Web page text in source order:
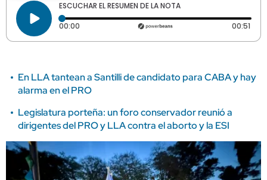
ESCUCHAR EL RESUMEN DE LA NOTA
00:00 Tiempo transcurrido: 0 segundos 00:51
En LLA tantean a Santilli de candidato para CABA y hay
alarma en el PRO
Legislatura porteña: un foro conservador reunió a
dirigentes del PRO y LLA contra el aborto y la ESI